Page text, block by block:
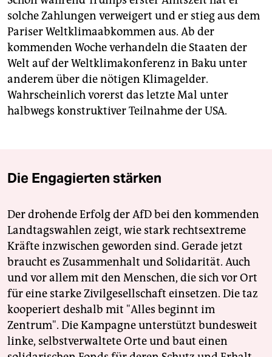
solche Zahlungen verweigert und er stieg aus dem
Pariser Weltklimaabkommen aus. Ab der
kommenden Woche verhandeln die Staaten der
Welt auf der Weltklimakonferenz in Baku unter
anderem über die nötigen Klimagelder.
Wahrscheinlich vorerst das letzte Mal unter
halbwegs konstruktiver Teilnahme der USA.
Die Engagierten stärken
Der drohende Erfolg der AfD bei den kommenden
Landtagswahlen zeigt, wie stark rechtsextreme
Kräfte inzwischen geworden sind. Gerade jetzt
braucht es Zusammenhalt und Solidarität. Auch
und vor allem mit den Menschen, die sich vor Ort
für eine starke Zivilgesellschaft einsetzen. Die taz
kooperiert deshalb mit "Alles beginnt im
Zentrum". Die Kampagne unterstützt bundesweit
linke, selbstverwaltete Orte und baut einen